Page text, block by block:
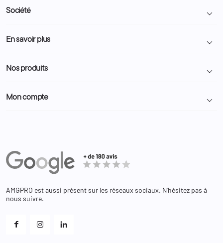
Société 
Livraison et retour colis
Demande de devis
Nous contacter
En savoir plus 
Programme Fidélité
Administration
Nos produits 
Police Municipale | ASVP
Equipements
Bagagerie
Mon compte 
Adresses
Bons de réduction
Et les cookies ?
AMGPRO est aussi présent sur les réseaux sociaux. N'hésitez pas à
nous suivre.